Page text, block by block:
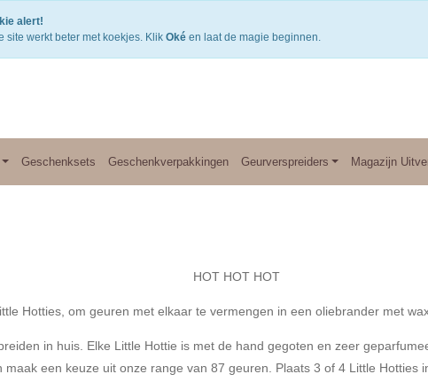
Geschenksets Geschenkverpakkingen Geurverspreiders Magazijn
HOT HOT HOT
Hotties, om geuren met elkaar te vermengen in een oliebrander met
in huis. Elke Little Hottie is met de hand gegoten en zeer
een keuze uit onze range van 87 geuren. Plaats 3 of 4 Little
alert!
site werkt beter met koekjes. Klik Okéen laat de magie beginnen.